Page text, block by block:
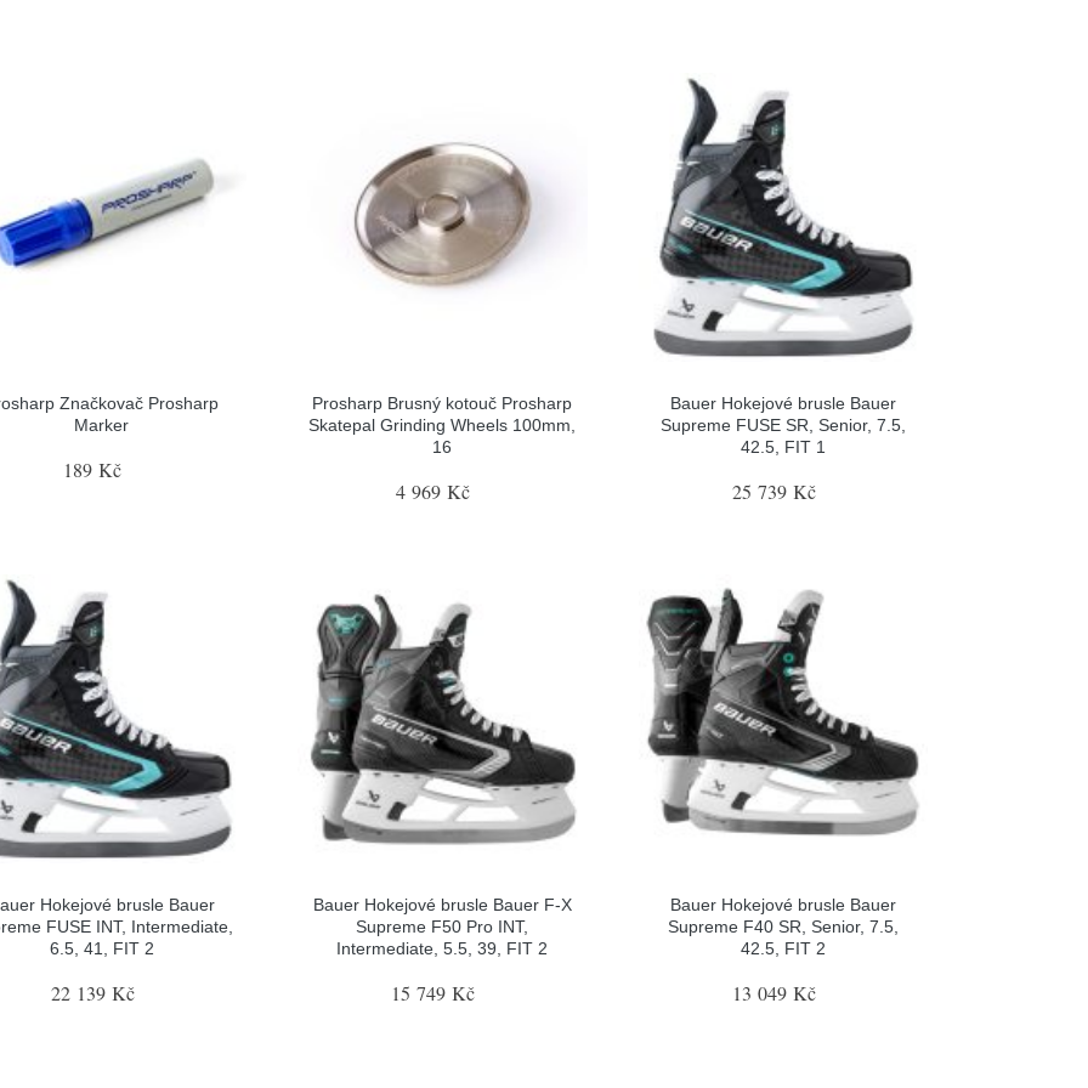
Značkovač Prosharp
Marker
189 Kč
Prosharp Brusný kotouč Prosharp
Skatepal Grinding Wheels 100mm,
16
4 969 Kč
Bauer Hokejové brusle Bauer
Supreme FUSE SR, Senior, 7.5,
42.5, FIT 1
25 739 Kč
Hokejové brusle Bauer
FUSE INT, Intermediate,
6.5, 41, FIT 2
22 139 Kč
Bauer Hokejové brusle Bauer F-X
Supreme F50 Pro INT,
Intermediate, 5.5, 39, FIT 2
15 749 Kč
Bauer Hokejové brusle Bauer
Supreme F40 SR, Senior, 7.5,
42.5, FIT 2
13 049 Kč